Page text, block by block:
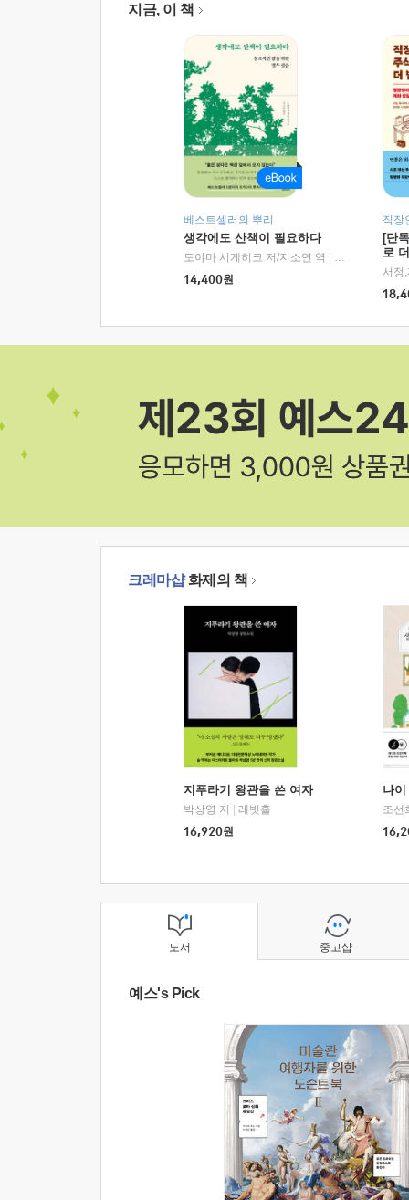
지금, 이 책
베스트셀러의 뿌리
생각에도 산책이 필요하다
도야마 시게히코 저/지소연 역
알에이치코리
14,400원
직장
[단
로
크레마샵화제의 책
지푸라기 왕관을 쓴 여자
박상영 저
래빗홀
16,920원
나
조선
도서
예스's Pick
중고샵